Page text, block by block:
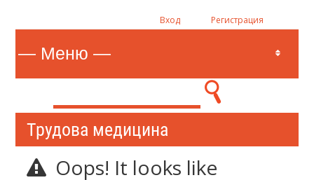
Вход Регистрация
Трудова медицина
Oops! It looks like